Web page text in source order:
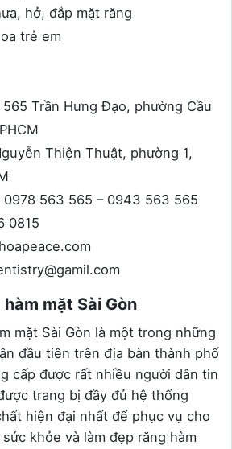
hở, đắp mặt răng
trẻ em
Trần Hưng Đạo, phường Cầu
Thiện Thuật, phường 1,
563 565 – 0943 563 565
0815
mặt Sài Gòn
mặt Sài Gòn là một trong những
đầu tiên trên địa bàn thành phố
cấp được rất nhiều người dân tin
trang bị đầy đủ hệ thống
hiện đại nhất để phục vụ cho
khỏe và làm đẹp răng hàm